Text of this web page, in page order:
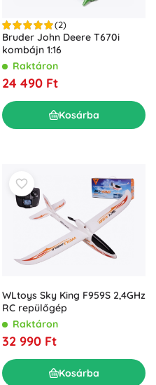
(2)
Bruder John Deere T670i
kombájn 1:16
Raktáron
24 490 Ft
Kosárba
WLtoys Sky King F959S 2,4GHz
RC repülőgép
Raktáron
32 990 Ft
Kosárba